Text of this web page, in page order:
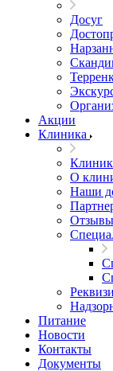
Досуг
Акции
Клиника
О
Наши
Отзывы
Питание
Новости
Контакты
Документы